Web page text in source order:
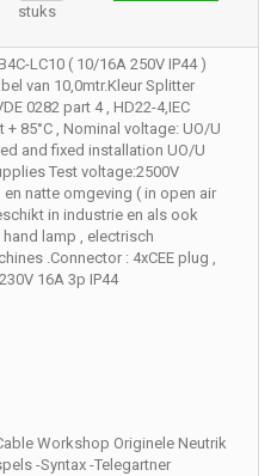
stuks
LC10 ( 10/16A 250V IP44 )
van 10,0mtr.Kleur Splitter
0282 part 4 , HD22-4,IEC
+ 85°C , Nominal voltage: UO/U
and fixed installation UO/U
Test voltage:2500V
natte omgeving ( in open air
in industrie en als ook
lamp , electrisch
.Connector : 4xCEE plug ,
16A 3p IP44
Workshop Originele Neutrik
-Syntax -Telegartner